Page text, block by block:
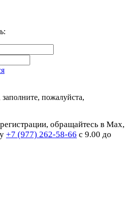
пожалуйста,
обращайтесь в Max,
+7 (977) 262-58-66 с 9.00 до